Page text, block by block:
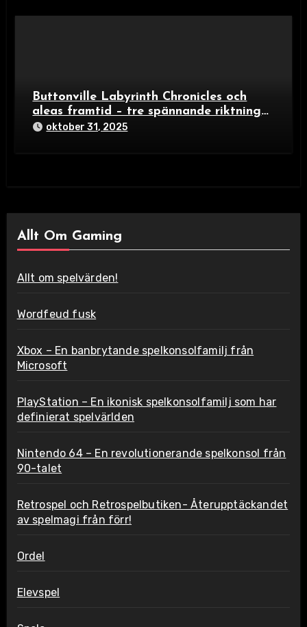
Buttonville Labyrinth Chronicles och
aleas framtid – tre spännande riktningar
i brädspelsvärlden 2024
oktober 31, 2025
Allt Om Gaming
Allt om spelvärden!
Wordfeud fusk
Xbox – En banbrytande spelkonsolfamilj från
Microsoft
PlayStation – En ikonisk spelkonsolfamilj som har
definierat spelvärlden
Nintendo 64 – En revolutionerande spelkonsol från
90-talet
Retrospel och Retrospelbutiken- Återupptäckandet
av spelmagi från förr!
Ordel
Elevspel